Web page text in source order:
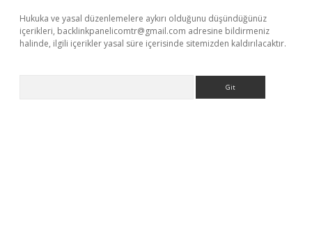
Hukuka ve yasal düzenlemelere aykırı olduğunu düşündüğünüz
içerikleri, backlinkpanelicomtr@gmail.com adresine bildirmeniz
halinde, ilgili içerikler yasal süre içerisinde sitemizden kaldırılacaktır.